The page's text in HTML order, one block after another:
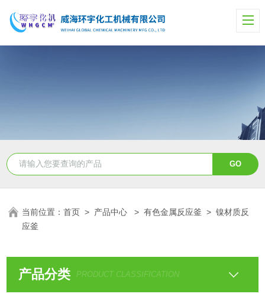
当前位置：首页 > 产品中心 >有色金属反应釜 >镍材质反
应釜
产品分类 PRODUCT CLASSIFICATION